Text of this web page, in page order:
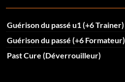
Guérison du passé u1 (+6 Trainer)
Guérison du passé (+6 Formateur)
Past Cure (Déverrouilleur)